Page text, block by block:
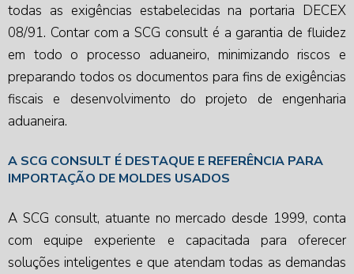
todas as exigências estabelecidas na portaria DECEX
08/91. Contar com a SCG consult é a garantia de fluidez
em todo o processo aduaneiro, minimizando riscos e
preparando todos os documentos para fins de exigências
fiscais e desenvolvimento do projeto de engenharia
aduaneira.
A SCG CONSULT É DESTAQUE E REFERÊNCIA PARA
IMPORTAÇÃO DE MOLDES USADOS
A SCG consult, atuante no mercado desde 1999, conta
com equipe experiente e capacitada para oferecer
soluções inteligentes e que atendam todas as demandas